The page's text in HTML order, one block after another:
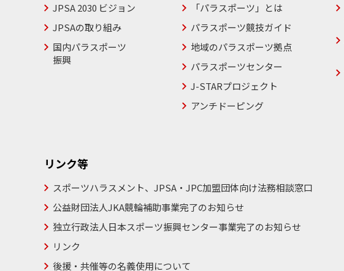
JPSA 2030 ビジョン
JPSAの取り組み
国内パラスポーツ
振興
「パラスポーツ」とは
パラスポーツ競技ガイド
地域のパラスポーツ拠点
パラスポーツセンター
J-STARプロジェクト
アンチドーピング
リンク等
スポーツハラスメント、JPSA・JPC加盟団体向け法務相談窓口
公益財団法人JKA競輪補助事業完了のお知らせ
独立行政法人日本スポーツ振興センター事業完了のお知らせ
リンク
後援・共催等の名義使用について